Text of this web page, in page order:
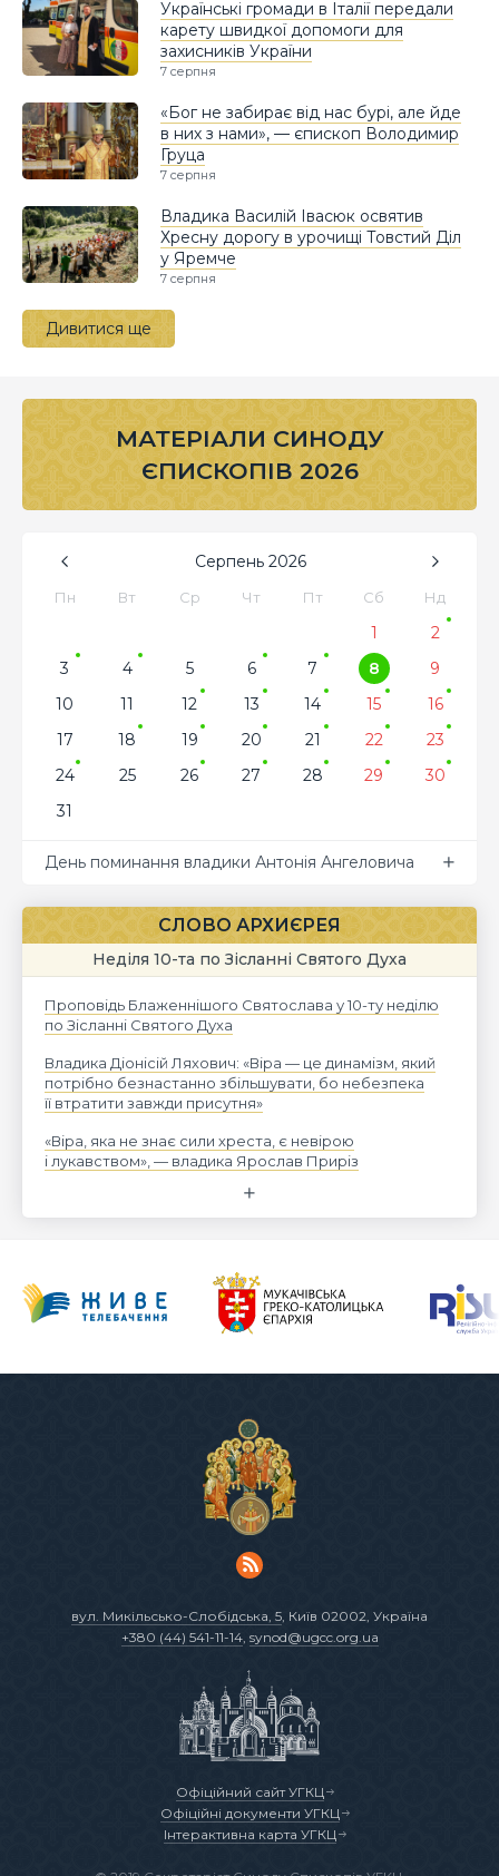
Українські громади в Італії передали
карету швидкої допомоги для
захисників України
7 серпня
«Бог не забирає від нас бурі, але йде
в них з нами», — єпископ Володимир
Груца
7 серпня
Владика Василій Івасюк освятив
Хресну дорогу в урочищі Товстий Діл
у Яремче
7 серпня
Дивитися ще
МАТЕРІАЛИ СИНОДУ
ЄПИСКОПІВ 2026
Серпень 2026
Пн Вт Ср Чт Пт Сб Нд
1
2
3
4 5 6 7 8
9
10
11 12 13 14 15
16
17
18 19 20 21 22
23
24
25 26 27 28 29
30
31
День поминання владики Антонія Ангеловича
СЛОВО АРХИЄРЕЯ
Неділя 10-та по Зісланні Святого Духа
Проповідь Блаженнішого Святослава у 10-ту неділю
по Зісланні Святого Духа
Владика Діонісій Ляхович: «Віра — це динамізм, який
потрібно безнастанно збільшувати, бо небезпека
її втратити завжди присутня»
«Віра, яка не знає сили хреста, є невірою
і лукавством», — владика Ярослав Приріз
вул. Микільсько-Слобідська, 5, Київ 02002, Україна
+380 (44) 541-11-14, synod@ugcc.org.ua
Офіційний сайт УГКЦ
Офіційні документи УГКЦ
Інтерактивна карта УГКЦ